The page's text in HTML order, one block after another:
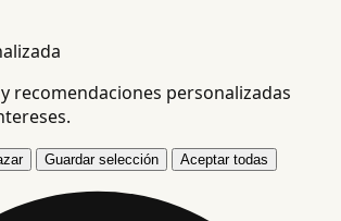
recomendaciones personalizadas
Guardar selección Aceptar todas